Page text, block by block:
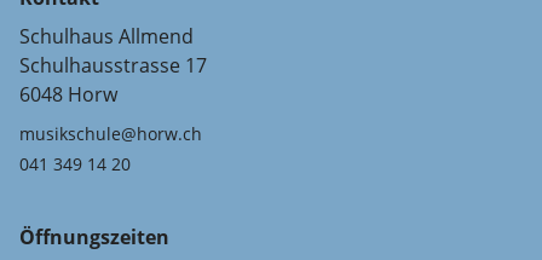
Schulhaus Allmend
Schulhausstrasse 17
6048 Horw
musikschule@horw.ch
041 349 14 20
Öffnungszeiten